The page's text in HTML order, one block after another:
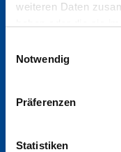
weiteren Daten
Notwendig
Präferenzen
Statistiken